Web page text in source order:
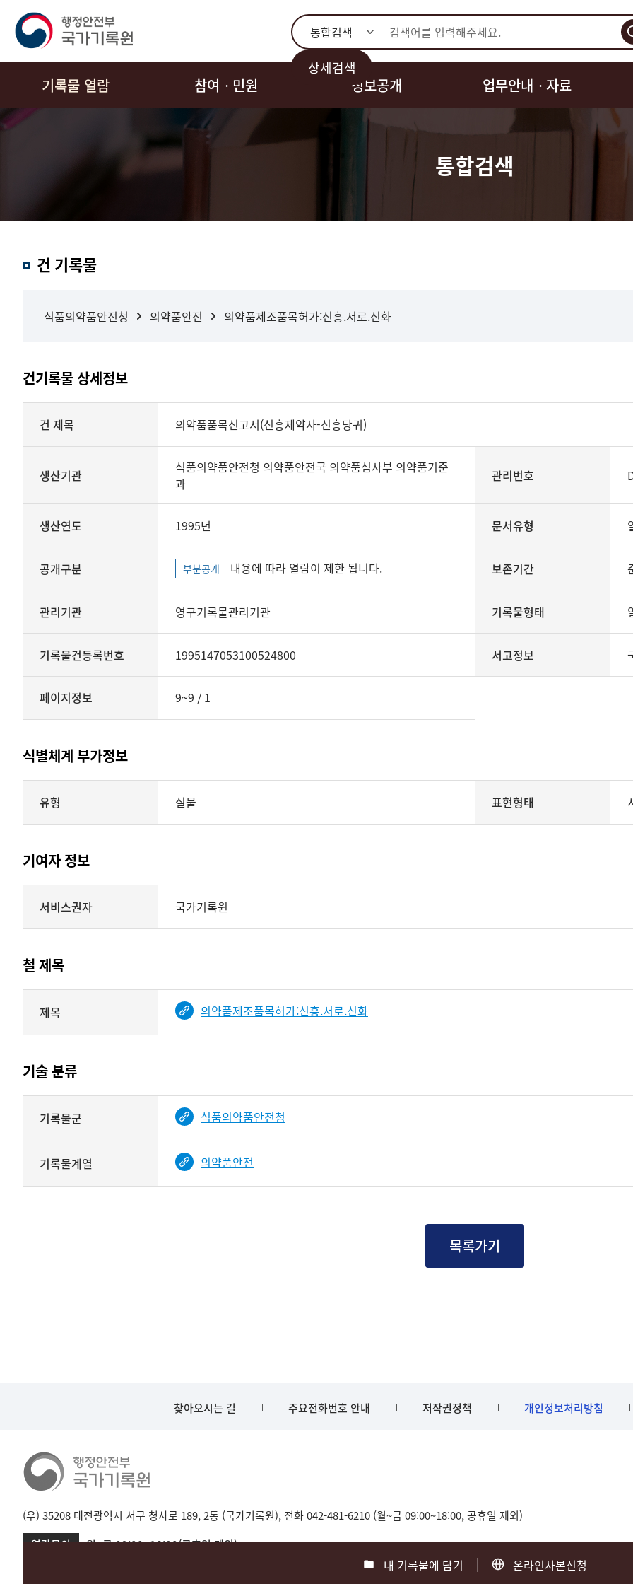
통합검색
상세검색
기록물 열람 참여ㆍ민원 정보공개 업무안내ㆍ자료
통합검색
검색건 기록물
식품의약품안전청 의약품안전 의약품제조품목허가:신흥.서로.신화
건기록물 상세정보
건 제목 의약품품목신고서(신흥제약사-신흥당귀)
생산기관
식품의약품안전청 의약품안전국 의약품심사부 의약품기준
과
관리번호
생산연도 1995년 문서유형
공개구분 부분공개 내용에 따라 열람이 제한 됩니다. 보존기간
관리기관 영구기록물관리기관 기록물형태
기록물건등록번호 1995147053100524800 서고정보
페이지정보 9~9 / 1
식별체계 부가정보
부가정보의
유형
표현형태
제공
유형 실물 표현형태
기여자 정보
기여자
정보를
테이블
기여자
제공됨
<
서비스권자 국가기록원
철 제목
기록물
건의
제목를
보여주는
표
제목 의약품제조품목허가:신흥.서로.신화
기술 분류
분류
정보를
보여주는
표
기록물군 식품의약품안전청
기록물계열 의약품안전
목록가기
내 기록물에 담기 온라인사본신청
찾아오시는 길 주요전화번호 안내 저작권정책 개인정보처리방침
(우) 35208 대전광역시 서구 청사로 189, 2동 (국가기록원), 전화 042-481-6210 (월~금 09:00~18:00, 공휴일 제외)
열람문의
월~금 09:00~18:00(공휴일 제외)
부산 051-550-8023
광주 062-975-5791